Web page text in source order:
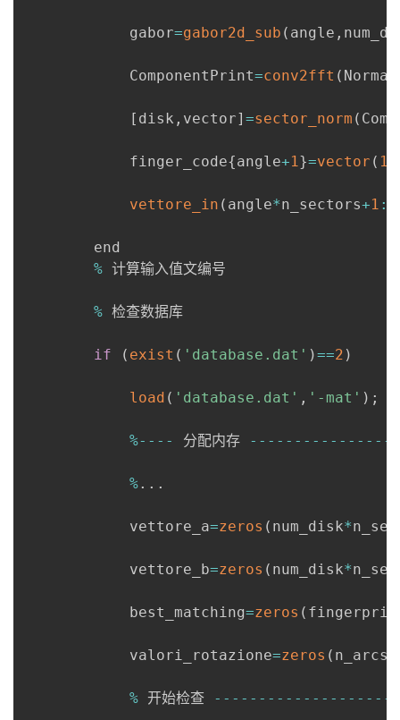
            gabor
=gabor2d_sub ( angle ,
            ComponentPrint
=conv2fft (
[ disk , vector] =sector_norm (
            finger_code
{angle+1}=vector ( 1
vettore_in ( angle*n_sectors+1 :
        end
% 计算输入值文编号
% 检查数据库
if ( exist ( 'database.dat' )==2 )
load ( 'database.dat' , '-mat' ) ;
%-- -- 分配内存 -- -- -- -- -- -- -- --
%. . .
            vettore_a
=zeros ( num_disk*
            vettore_b
=zeros ( num_disk*
            best_matching
=zeros (
            valori_rotazione
=zeros ( n_arcs
% 开始检查 -- -- -- -- -- -- -- -- -- --